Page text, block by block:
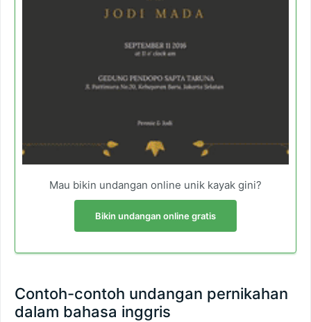
Mau bikin undangan online unik kayak gini?
Bikin undangan online gratis
Contoh-contoh undangan pernikahan
dalam bahasa inggris